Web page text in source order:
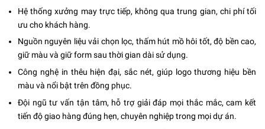
Hệ thống xưởng may trực tiếp, không qua trung gian, chi phí tối
ưu cho khách hàng.
Nguồn nguyên liệu vải chọn lọc, thấm hút mồ hôi tốt, độ bền cao,
giữ màu và giữ form sau thời gian dài sử dụng.
Công nghệ in thêu hiện đại, sắc nét, giúp logo thương hiệu bền
màu và nổi bật trên đồng phục.
Đội ngũ tư vấn tận tâm, hỗ trợ giải đáp mọi thắc mắc, cam kết
tiến độ giao hàng đúng hẹn, chuyên nghiệp trong mọi dự án.